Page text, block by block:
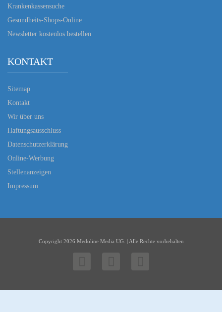
Krankenkassensuche
Gesundheits-Shops-Online
Newsletter kostenlos bestellen
KONTAKT
Sitemap
Kontakt
Wir über uns
Haftungsausschluss
Datenschutzerklärung
Online-Werbung
Stellenanzeigen
Impressum
Copyright 2026 Medoline Media UG. | Alle Rechte vorbehalten